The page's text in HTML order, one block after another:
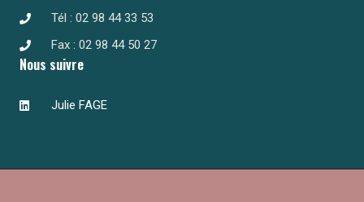
Tél : 02 98 44 33 53
Fax : 02 98 44 50 27
Nous suivre
Julie FAGE